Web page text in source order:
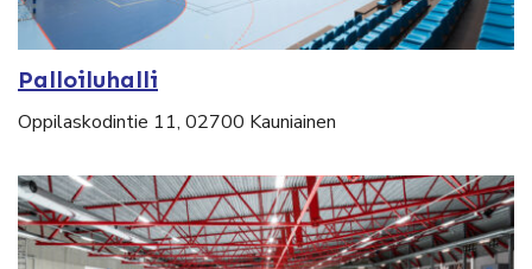
Palloiluhalli
Oppilaskodintie 11, 02700 Kauniainen